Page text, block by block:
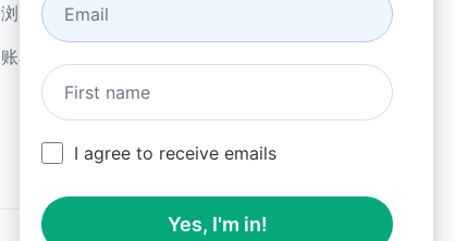
浏览器扩展术语 (en)
账单条款 (en)
I agree to receive emails
Yes, I'm in!